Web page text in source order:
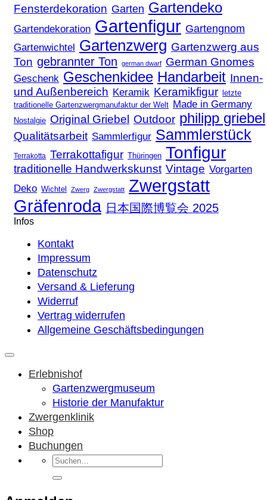
Fensterdekoration Garten Gartendeko
Gartendekoration Gartenfigur Gartengnom
Gartenwichtel Gartenzwerg Gartenzwerg aus
Ton gebrannter Ton german dwarf German Gnomes
Geschenk Geschenkidee Handarbeit Innen-
und Außenbereich Keramik Keramikfigur
letzte
traditionelle Gartenzwergmanufaktur der Welt Made in Germany
Nostalgie Original Griebel Outdoor philipp griebel
Qualitätsarbeit Sammlerfigur Sammlerstück
Terrakotta Terrakottafigur Thüringen Tonfigur
traditionelle Handwerkskunst Vintage Vorgarten
Deko Wichtel Zwerg Zwergstatt
Zwergstatt
Gräfenroda 日本国際博覧会 2025
Infos
Kontakt
Impressum
Datenschutz
Versand & Lieferung
Widerruf
Vertrag widerrufen
Allgemeine Geschäftsbedingungen
Erlebnishof
Gartenzwergmuseum
Historie der Manufaktur
Zwergenklinik
Shop
Buchungen
Suchen
nach: